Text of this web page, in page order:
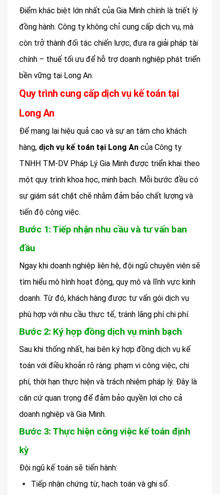
Điểm khác biệt lớn nhất của Gia Minh chính là triết lý
đồng hành. Công ty không chỉ cung cấp dịch vụ, mà
còn trở thành đối tác chiến lược, đưa ra giải pháp tài
chính – thuế tối ưu để hỗ trợ doanh nghiệp phát triển
bền vững tại Long An.
Quy trình cung cấp dịch vụ kế toán tại
Long An
Để mang lại hiệu quả cao và sự an tâm cho khách
hàng, dịch vụ kế toán tại Long An của Công ty
TNHH TM-DV Pháp Lý Gia Minh được triển khai theo
một quy trình khoa học, minh bạch. Mỗi bước đều có
sự giám sát chặt chẽ nhằm đảm bảo chất lượng và
tiến độ công việc.
Bước 1: Tiếp nhận nhu cầu và tư vấn ban
đầu
Ngay khi doanh nghiệp liên hệ, đội ngũ chuyên viên sẽ
tìm hiểu mô hình hoạt động, quy mô và lĩnh vực kinh
doanh. Từ đó, khách hàng được tư vấn gói dịch vụ
phù hợp với nhu cầu thực tế, tránh lãng phí chi phí.
Bước 2: Ký hợp đồng dịch vụ minh bạch
Sau khi thống nhất, hai bên ký hợp đồng dịch vụ kế
toán với điều khoản rõ ràng: phạm vi công việc, chi
phí, thời hạn thực hiện và trách nhiệm pháp lý. Đây là
căn cứ quan trọng để đảm bảo quyền lợi cho cả
doanh nghiệp và Gia Minh.
Bước 3: Thực hiện công việc kế toán định
kỳ
Đội ngũ kế toán sẽ tiến hành:
Tiếp nhận chứng từ, hạch toán và ghi sổ.